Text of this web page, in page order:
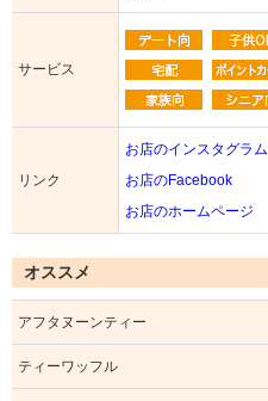
サービス
リンク
お店のインスタグラム
お店のFacebook
お店のホームページ
オススメ
アフタヌーンティー
ティーワッフル